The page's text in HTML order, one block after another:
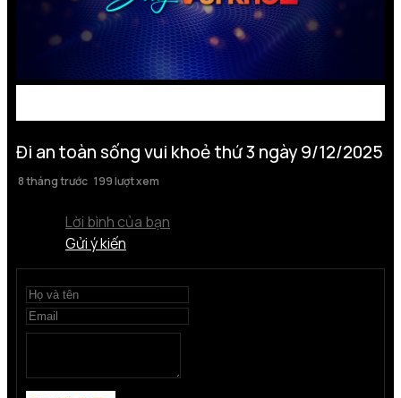
Đi an toàn sống vui khoẻ thứ 3 ngày 9/12/2025
8 tháng trước 199 lượt xem
Lời bình của bạn
Gửi ý kiến